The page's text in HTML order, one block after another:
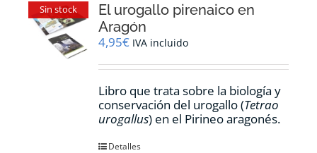
Sin stock
El urogallo pirenaico en
Aragón
4,95€ IVA incluido
Libro que trata sobre la biología y
conservación del urogallo (Tetrao
urogallus) en el Pirineo aragonés.
Detalles